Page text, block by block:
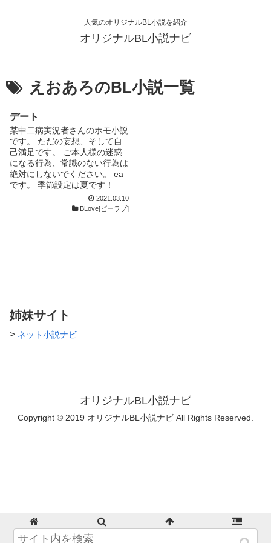
人気のオリジナルBL小説を紹介
オリジナルBL小説ナビ
えおあろのBL小説一覧
デート
某中二病実況者さんのホモ小説
です。 ただの妄想、そして自
己満足です。 ご本人様の迷惑
になる行為、常識のない行為は
絶対にしないでください。 ea
です。 季節設定は夏です！
2021.03.10
BLove[ビーラブ]
姉妹サイト
> ネット小説ナビ
オリジナルBL小説ナビ
Copyright © 2019 オリジナルBL小説ナビ All Rights Reserved.
ホーム